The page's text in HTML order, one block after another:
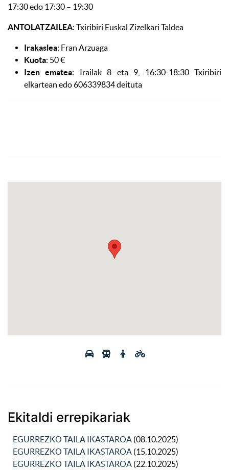
17:30 edo 17:30 – 19:30
ANTOLATZAILEA: Txiribiri Euskal Zizelkari Taldea
Irakaslea: Fran Arzuaga
Kuota: 50 €
Izen ematea: Irailak 8 eta 9, 16:30-18:30 Txiribiri
elkartean edo 606339834 deituta
Ekitaldi errepikariak
EGURREZKO TAILA IKASTAROA (08.10.2025)
EGURREZKO TAILA IKASTAROA (15.10.2025)
EGURREZKO TAILA IKASTAROA (22.10.2025)